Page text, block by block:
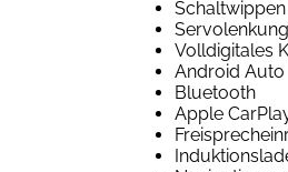
Schaltwippen
Servolenkung
Volldigitales
Android Auto
Bluetooth
Apple